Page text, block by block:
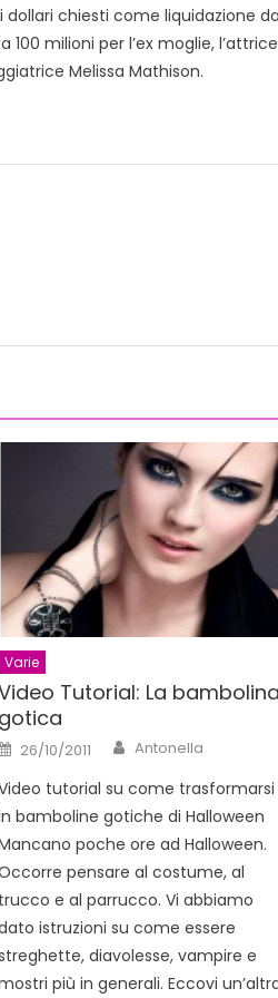
dollari chiesti come liquidazione
milioni per l’ex moglie, l’attrice
Melissa Mathison.
Varie
Tutorial: La
gotica
Posted
on
26/10/2011 Author
Antonella
tutorial su come trasformarsi
bamboline gotiche di Halloween
poche ore ad Halloween.
pensare al costume, al
trucco e al parrucco. Vi abbiamo
istruzioni su come essere
diavolesse, vampire e
più in generali. Eccovi